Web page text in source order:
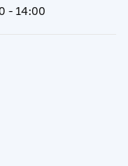
- 14:00